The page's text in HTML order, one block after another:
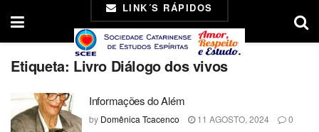
LINK´S RÁPIDOS
Etiqueta: Livro Diálogo dos vivos
Informações do Além
by Domênica Tcacenco 11 AGOSTO, 2024 0